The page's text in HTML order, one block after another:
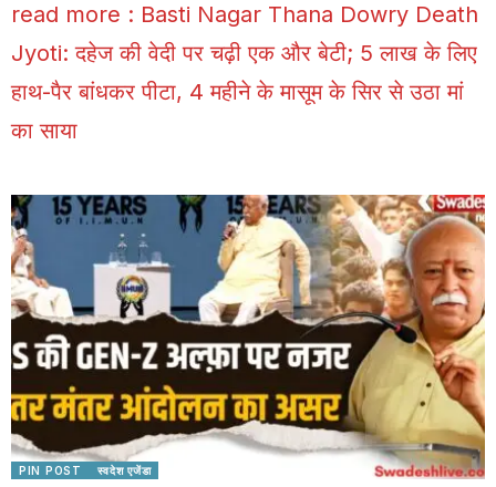
read more : Basti Nagar Thana Dowry Death
Jyoti: दहेज की वेदी पर चढ़ी एक और बेटी; 5 लाख के लिए
हाथ-पैर बांधकर पीटा, 4 महीने के मासूम के सिर से उठा मां
का साया
PIN POST स्वदेश एजेंडा